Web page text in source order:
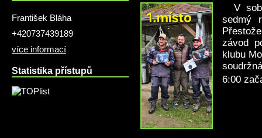
František Bláha
+420737439189
více informací
Statistika přístupů
V
sedmý
závod
klubu
6:00